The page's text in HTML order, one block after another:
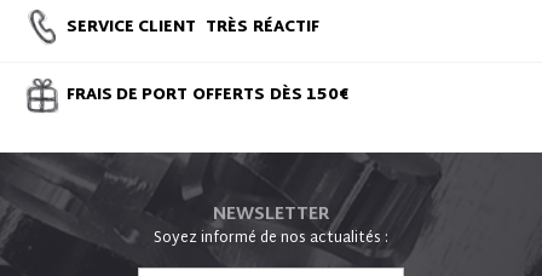
SERVICE CLIENT TRÈS RÉACTIF
FRAIS DE PORT OFFERTS DÈS 150€
NEWSLETTER
Soyez informé de nos actualités :